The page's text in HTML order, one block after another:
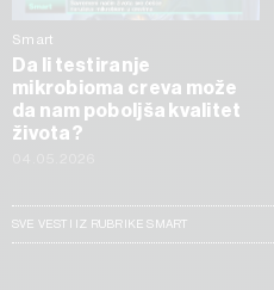
Smart
Da li testiranje
mikrobioma creva može
da nam poboljša kvalitet
života?
SVE VESTI IZ RUBRIKE SMART